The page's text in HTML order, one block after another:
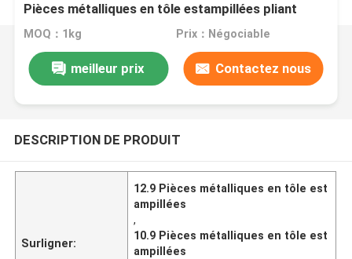
Pièces métalliques en tôle estampillées pliant
quatre cavités
MOQ：1kg Prix：Négociable
meilleur prix Contactez nous
DESCRIPTION DE PRODUIT
Surligner:
12.9 Pièces métalliques en tôle est
ampillées
,
10.9 Pièces métalliques en tôle est
ampillées